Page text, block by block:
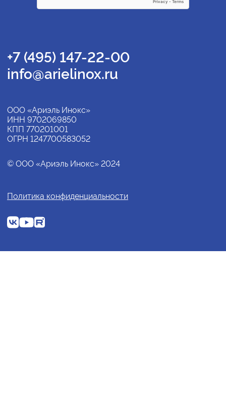
+7 (495) 147-22-00
info@arielinox.ru
ООО «Ариэль Инокс»
ИНН 9702069850
КПП 770201001
ОГРН 1247700583052
© ООО «Ариэль Инокс» 2024
Политика конфиденциальности